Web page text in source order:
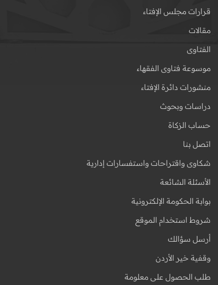
قرارات مجلس الإفتاء
مقالات
الفتاوى
موسوعة فتاوى الفقهاء
منشورات دائرة الإفتاء
دراسات وبحوث
حساب الزكاة
اتصل بنا
شكاوى واقتراحات واستفسارات إدارية
الأسئلة الشائعة
بوابة الحكومة الإلكترونية
شروط استخدام الموقع
أرسل سؤالك
وقفية خير الأردن
طلب الحصول على معلومة